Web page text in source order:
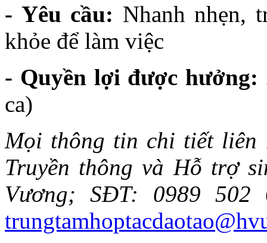
- Yêu cầu: Nhanh nhẹn,
khỏe để làm việc
- Quyền lợi được hưởng:
ca)
Mọi thông tin chi tiết
Truyền thông và Hỗ trợ
Vương; SĐT: 0989